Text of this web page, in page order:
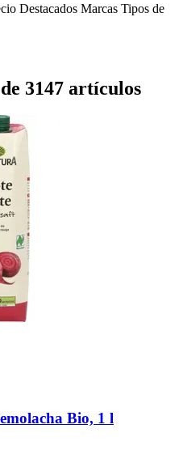
Destacados Marcas Tipos de
3147 artículos
Bio, 1 l